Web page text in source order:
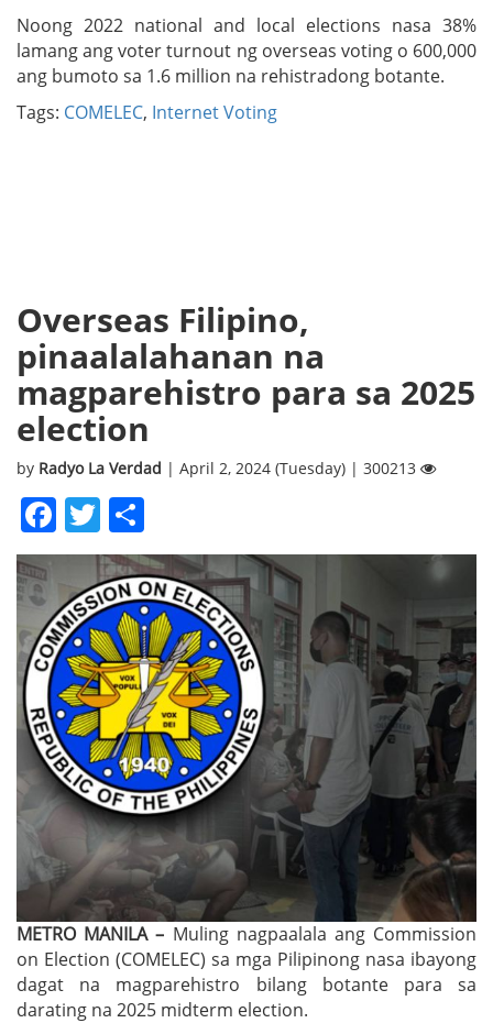
Noong 2022 national and local elections nasa 38%
lamang ang voter turnout ng overseas voting o 600,000
ang bumoto sa 1.6 million na rehistradong botante.
Tags: COMELEC, Internet Voting
Overseas Filipino,
pinaalalahanan na
magparehistro para sa 2025
election
by Radyo La Verdad | April 2, 2024 (Tuesday) | 300213
Facebook
Twitter
METRO MANILA – Muling nagpaalala ang Commission
on Election (COMELEC) sa mga Pilipinong nasa ibayong
dagat na magparehistro bilang botante para sa
darating na 2025 midterm election.